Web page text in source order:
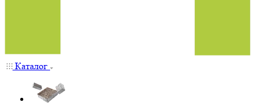
Каталог